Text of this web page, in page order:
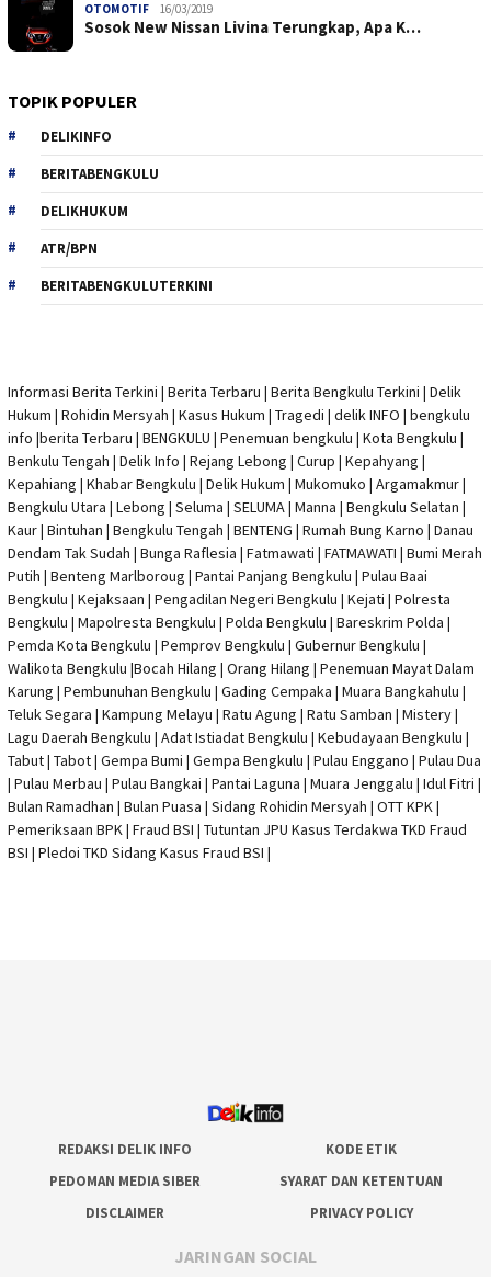
OTOMOTIF 16/03/2019
Sosok New Nissan Livina Terungkap, Apa K…
TOPIK POPULER
DELIKINFO
BERITABENGKULU
DELIKHUKUM
ATR/BPN
BERITABENGKULUTERKINI
Informasi Berita Terkini | Berita Terbaru | Berita Bengkulu Terkini | Delik
Hukum | Rohidin Mersyah | Kasus Hukum | Tragedi | delik INFO | bengkulu
info |berita Terbaru | BENGKULU | Penemuan bengkulu | Kota Bengkulu |
Benkulu Tengah | Delik Info | Rejang Lebong | Curup | Kepahyang |
Kepahiang | Khabar Bengkulu | Delik Hukum | Mukomuko | Argamakmur |
Bengkulu Utara | Lebong | Seluma | SELUMA | Manna | Bengkulu Selatan |
Kaur | Bintuhan | Bengkulu Tengah | BENTENG | Rumah Bung Karno | Danau
Dendam Tak Sudah | Bunga Raflesia | Fatmawati | FATMAWATI | Bumi Merah
Putih | Benteng Marlboroug | Pantai Panjang Bengkulu | Pulau Baai
Bengkulu | Kejaksaan | Pengadilan Negeri Bengkulu | Kejati | Polresta
Bengkulu | Mapolresta Bengkulu | Polda Bengkulu | Bareskrim Polda |
Pemda Kota Bengkulu | Pemprov Bengkulu | Gubernur Bengkulu |
Walikota Bengkulu |Bocah Hilang | Orang Hilang | Penemuan Mayat Dalam
Karung | Pembunuhan Bengkulu | Gading Cempaka | Muara Bangkahulu |
Teluk Segara | Kampung Melayu | Ratu Agung | Ratu Samban | Mistery |
Lagu Daerah Bengkulu | Adat Istiadat Bengkulu | Kebudayaan Bengkulu |
Tabut | Tabot | Gempa Bumi | Gempa Bengkulu | Pulau Enggano | Pulau Dua
| Pulau Merbau | Pulau Bangkai | Pantai Laguna | Muara Jenggalu | Idul Fitri |
Bulan Ramadhan | Bulan Puasa | Sidang Rohidin Mersyah | OTT KPK|
Pemeriksaan BPK | Fraud BSI | Tutuntan JPU Kasus Terdakwa TKD Fraud
BSI | Pledoi TKD Sidang Kasus Fraud BSI |
REDAKSI DELIK INFO
KODE ETIK
PEDOMAN MEDIA SIBER
SYARAT DAN KETENTUAN
DISCLAIMER
PRIVACY POLICY
JARINGAN SOCIAL